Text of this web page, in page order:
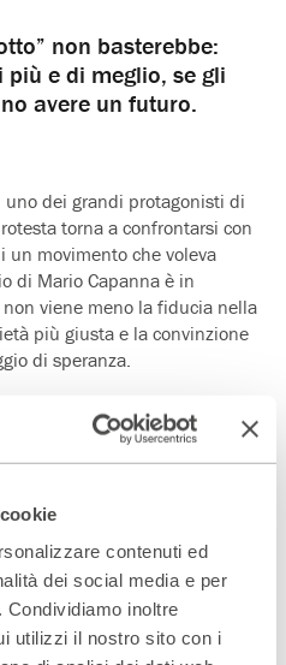
contenuti ed
dei social media e per
inoltre
utilizzi il nostro sito con i
non basterebbe:
e di meglio, se gli
avere un futuro.
dei grandi protagonisti di
torna a confrontarsi con
un movimento che voleva
di Mario Capanna è in
viene meno la fiducia nella
più giusta e la convinzione
di speranza.
disuguaglianze, c’è ancora
possono imparare da
migliorarsi, con l’impegno
che è ancora possibile
il pianeta che abitiamo, e